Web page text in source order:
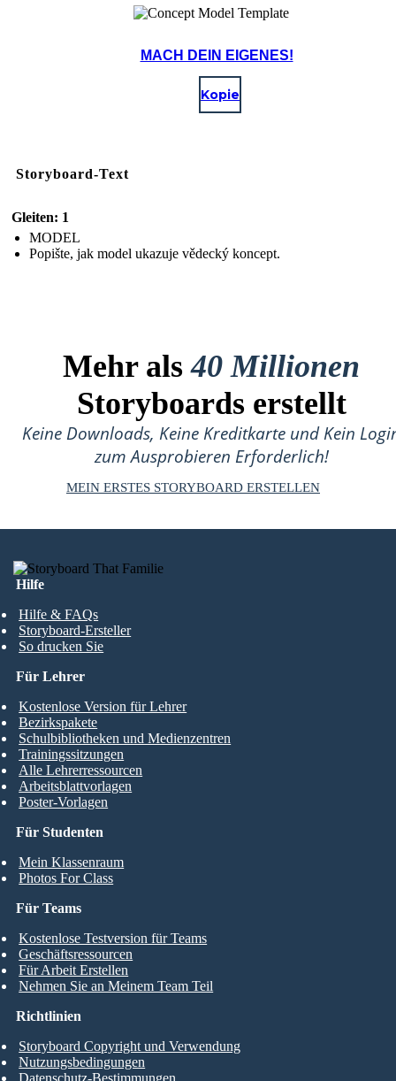
MACH DEIN EIGENES!
Kopie
Storyboard-Text
Gleiten: 1
MODEL
Popište, jak model ukazuje vědecký koncept.
Mehr als40 Millionen
Storyboards erstellt
Keine Downloads, Keine Kreditkarte und Kein
zum Ausprobieren Erforderlich!
MEIN ERSTES STORYBOARD ERSTELLEN
Hilfe
Hilfe & FAQs
Storyboard-Ersteller
So drucken Sie
Für Studenten
Mein Klassenraum
Photos For Class
Für Lehrer
Kostenlose Version für Lehrer
Bezirkspakete
Schulbibliotheken und Medienzentren
Trainingssitzungen
Alle Lehrerressourcen
Arbeitsblattvorlagen
Poster-Vorlagen
Für Teams
Kostenlose Testversion für Teams
Geschäftsressourcen
Für Arbeit Erstellen
Nehmen Sie an Meinem Team Teil
Richtlinien
Storyboard Copyright und Verwendung
Nutzungsbedingungen
Datenschutz-Bestimmungen